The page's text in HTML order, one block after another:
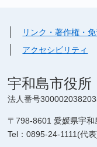
リンク・著作権・
アクセシビリティ
宇和島市役所
法人番号
〒798-8601 愛媛県宇
Tel：0895-24-1111(代